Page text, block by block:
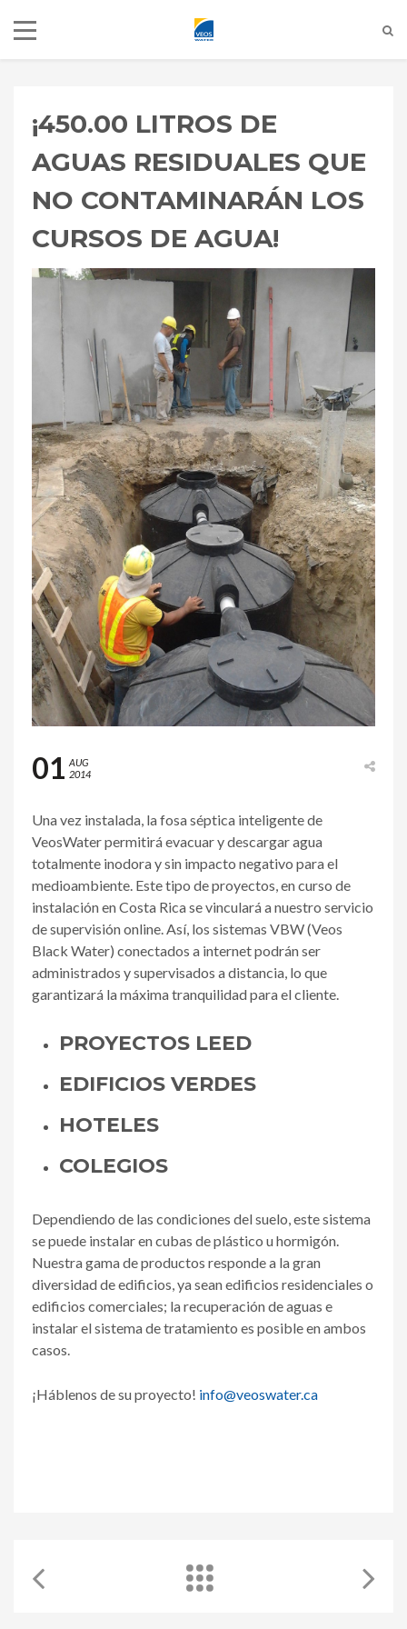
Español
English( )
info@veoswater.ca
265 Rue Armand-Majeau, Saint-
Roch-de-l'Achigan, QC J0K 3H0
¡450.00 LITROS DE
AGUAS RESIDUALES QUE
NO CONTAMINARÁN LOS
CURSOS DE AGUA!
01 AUG
2014
Una vez instalada, la fosa séptica inteligente de
VeosWater permitirá evacuar y descargar agua
totalmente inodora y sin impacto negativo para el
medioambiente. Este tipo de proyectos, en curso de
instalación en Costa Rica se vinculará a nuestro servicio
de supervisión online. Así, los sistemas VBW (Veos
Black Water) conectados a internet podrán ser
administrados y supervisados a distancia, lo que
garantizará la máxima tranquilidad para el cliente.
PROYECTOS LEED
EDIFICIOS VERDES
HOTELES
COLEGIOS
Dependiendo de las condiciones del suelo, este sistema
se puede instalar en cubas de plástico u hormigón.
Nuestra gama de productos responde a la gran
diversidad de edificios, ya sean edificios residenciales o
edificios comerciales; la recuperación de aguas e
instalar el sistema de tratamiento es posible en ambos
casos.
¡Háblenos de su proyecto! info@veoswater.ca